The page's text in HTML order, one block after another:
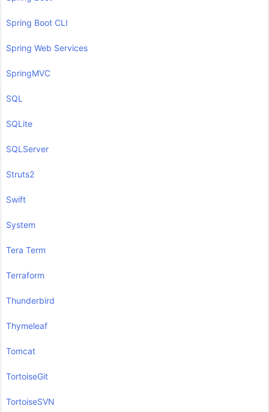
Spring Boot CLI
Spring Web Services
SpringMVC
SQL
SQLite
SQLServer
Struts2
Swift
System
Tera Term
Terraform
Thunderbird
Thymeleaf
Tomcat
TortoiseGit
TortoiseSVN